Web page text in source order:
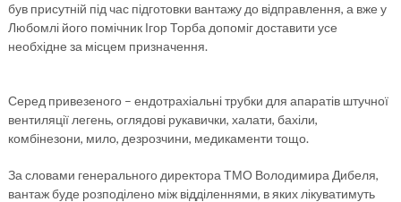
був присутній під час підготовки вантажу до відправлення, а вже у
Любомлі його помічник Ігор Торба допоміг доставити усе
необхідне за місцем призначення.
Серед привезеного – ендотрахіальні трубки для апаратів штучної
вентиляції легень, оглядові рукавички, халати, бахіли,
комбінезони, мило, дезрозчини, медикаменти тощо.
За словами генерального директора ТМО Володимира Дибеля,
вантаж буде розподілено між відділеннями, в яких лікуватимуть